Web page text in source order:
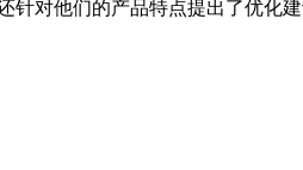
对他们的产品特点提出了优化